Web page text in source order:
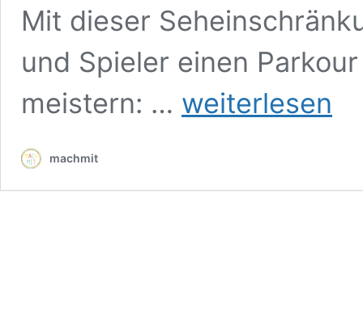
Mit dieser
und Spieler einen
meistern: …
in
Adventure-
weiterlesen
machmit